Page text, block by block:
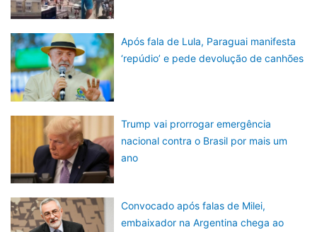
Após fala de Lula, Paraguai manifesta
‘repúdio’ e pede devolução de canhões
Trump vai prorrogar emergência
nacional contra o Brasil por mais um
ano
Convocado após falas de Milei,
embaixador na Argentina chega ao